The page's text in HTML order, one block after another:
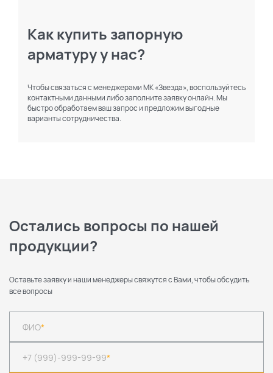
Как купить запорную
арматуру у нас?
Чтобы связаться с менеджерами МК «Звезда», воспользуйтесь
контактными данными либо заполните заявку онлайн. Мы
быстро обработаем ваш запрос и предложим выгодные
варианты сотрудничества.
Остались вопросы по нашей
продукции?
Оставьте заявку и наши менеджеры свяжутся с Вами, чтобы обсудить
все вопросы
ФИО*
+7 (999)-999-99-99*